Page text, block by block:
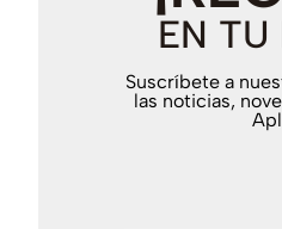
EN TU
Suscríbete a
las noticias,